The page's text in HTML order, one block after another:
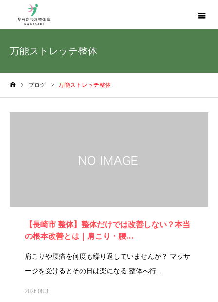
万能ストレッチ整体
ブログ 万能ストレッチ整体
【長崎市 整体】整体だけでは改善しない？本当
の根本改善とは｜肩こり・腰…
肩こりや腰痛を何度も繰り返していませんか？ マッサ
ージを受けるとその日は楽になる 整体へ行…
2026.08.3